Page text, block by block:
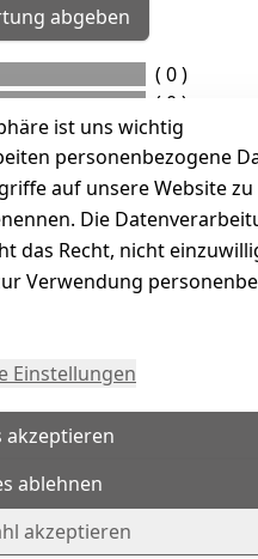
abgeben
( 0 )
( 0 )
( 0 )
( 0 )
( 0 )
ist uns wichtig
personenbezogene
auf unsere Website
Die
Recht, nicht
Verwendung
Einstellungen
akzeptieren
ablehnen
akzeptieren